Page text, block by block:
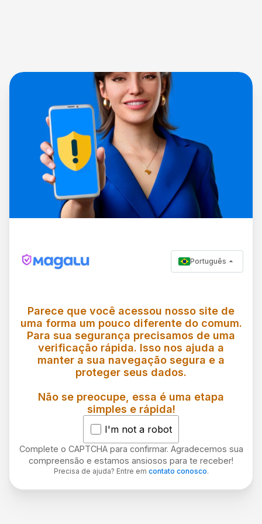
Português
Parece que você acessou nosso site de
uma forma um pouco diferente do comum.
Para sua segurança precisamos de uma
verificação rápida. Isso nos ajuda a
manter a sua navegação segura e a
proteger seus dados.
Não se preocupe, essa é uma etapa
simples e rápida!
I'm not a robot
Complete o CAPTCHA para confirmar. Agradecemos sua
compreensão e estamos ansiosos para te receber!
Precisa de ajuda? Entre em contato conosco.